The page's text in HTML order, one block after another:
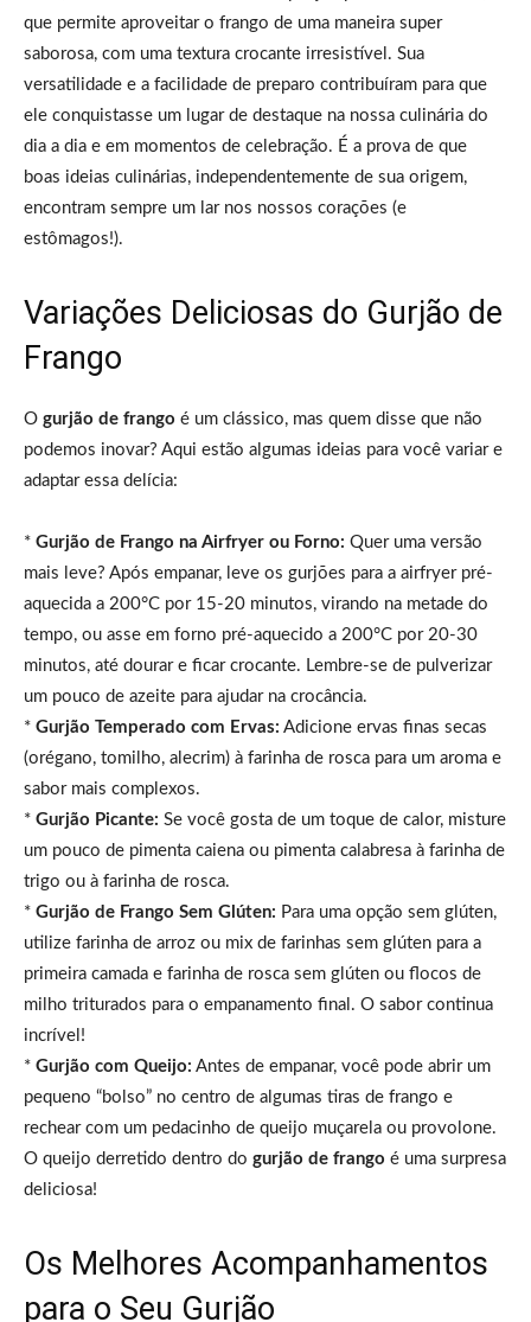
que permite aproveitar o frango de uma maneira super
saborosa, com uma textura crocante irresistível. Sua
versatilidade e a facilidade de preparo contribuíram para que
ele conquistasse um lugar de destaque na nossa culinária do
dia a dia e em momentos de celebração. É a prova de que
boas ideias culinárias, independentemente de sua origem,
encontram sempre um lar nos nossos corações (e
estômagos!).
Variações Deliciosas do Gurjão de
Frango
O gurjão de frango é um clássico, mas quem disse que não
podemos inovar? Aqui estão algumas ideias para você variar e
adaptar essa delícia:
* Gurjão de Frango na Airfryer ou Forno: Quer uma versão
mais leve? Após empanar, leve os gurjões para a airfryer pré-
aquecida a 200°C por 15-20 minutos, virando na metade do
tempo, ou asse em forno pré-aquecido a 200°C por 20-30
minutos, até dourar e ficar crocante. Lembre-se de pulverizar
um pouco de azeite para ajudar na crocância.
* Gurjão Temperado com Ervas: Adicione ervas finas secas
(orégano, tomilho, alecrim) à farinha de rosca para um aroma e
sabor mais complexos.
* Gurjão Picante: Se você gosta de um toque de calor, misture
um pouco de pimenta caiena ou pimenta calabresa à farinha de
trigo ou à farinha de rosca.
* Gurjão de Frango Sem Glúten: Para uma opção sem glúten,
utilize farinha de arroz ou mix de farinhas sem glúten para a
primeira camada e farinha de rosca sem glúten ou flocos de
milho triturados para o empanamento final. O sabor continua
incrível!
* Gurjão com Queijo: Antes de empanar, você pode abrir um
pequeno “bolso” no centro de algumas tiras de frango e
rechear com um pedacinho de queijo muçarela ou provolone.
O queijo derretido dentro do gurjão de frango é uma surpresa
deliciosa!
Os Melhores Acompanhamentos
para o Seu Gurjão